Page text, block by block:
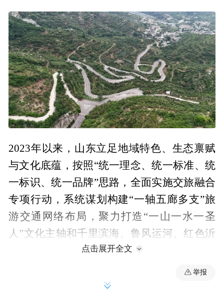
2023年以来，山东立足地域特色、生态禀赋
与文化底蕴，按照“统一理念、统一标准、统
一标识、统一品牌”思路，全面实施交旅融合
专项行动，系统谋划构建“一轴五廊多支”旅
游交通网络布局，聚力打造“一山一水一圣
人”文化主轴和千里滨海、鲁风运河、红色沂
蒙、黄河入海、长城寻迹五大主题廊道，沿
线设置统一品牌徽标和标识体系，共建共享
特色旅游驿站、因地制宜布设观景台、停车
点击展开全文
举报